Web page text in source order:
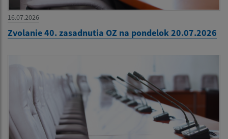
16.07.2026
Zvolanie 40. zasadnutia OZ na pondelok 20.07.2026